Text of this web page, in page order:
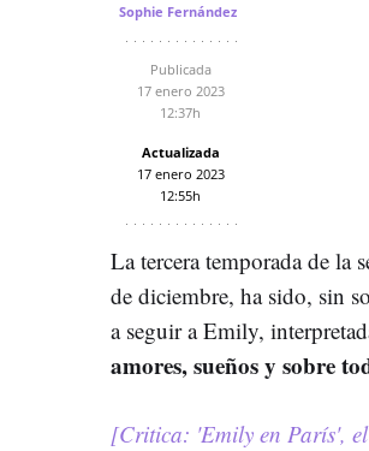
Sophie Fernández
Publicada
17 enero 2023
12:37h
Actualizada
17 enero 2023
12:55h
La tercera temporada de la
de diciembre, ha sido, sin
a seguir a Emily,
amores, sueños y sobre
[Critica: 'Emily en París',